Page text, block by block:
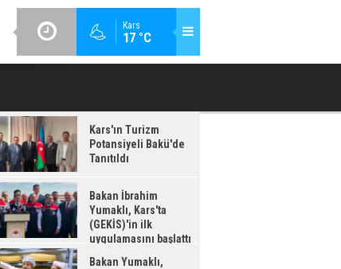
Kars
17 °C
BAKAN İBRAHIM YUMAKLI, KARS'TA (GEKİS)'IN ILK
Kars'ın Turizm
Potansiyeli Bakü'de
Tanıtıldı
Bakan İbrahim
Yumaklı, Kars'ta
(GEKİS)'in ilk
uygulamasını başlattı
Bakan Yumaklı,